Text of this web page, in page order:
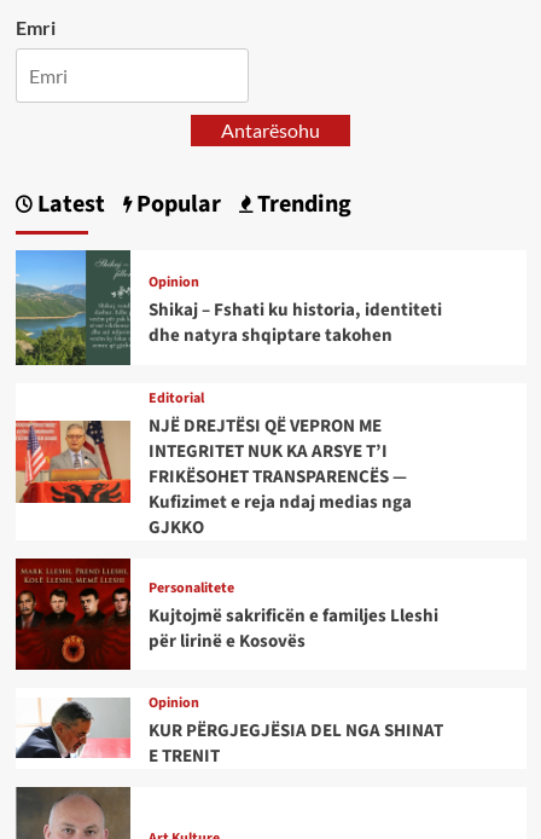
Emri
Antarësohu
Latest Popular Trending
Opinion
Shikaj – Fshati ku historia, identiteti
dhe natyra shqiptare takohen
Editorial
NJË DREJTËSI QË VEPRON ME
INTEGRITET NUK KA ARSYE T’I
FRIKËSOHET TRANSPARENCËS —
Kufizimet e reja ndaj medias nga
GJKKO
Personalitete
Kujtojmë sakrificën e familjes Lleshi
për lirinë e Kosovës
Opinion
KUR PËRGJEGJËSIA DEL NGA SHINAT
E TRENIT